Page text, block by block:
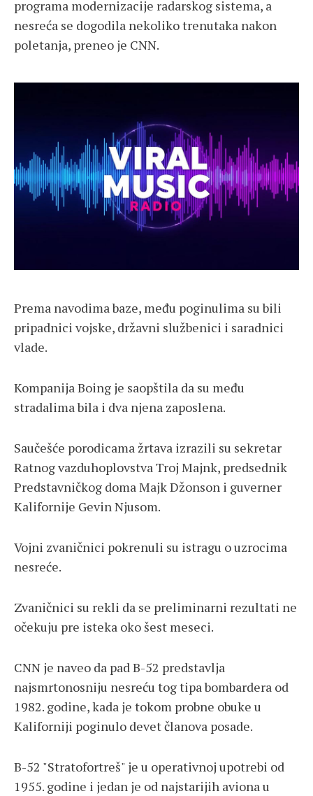
programa modernizacije radarskog sistema, a
nesreća se dogodila nekoliko trenutaka nakon
poletanja, preneo je CNN.
Prema navodima baze, među poginulima su bili
pripadnici vojske, državni službenici i saradnici
vlade.
Kompanija Boing je saopštila da su među
stradalima bila i dva njena zaposlena.
Saučešće porodicama žrtava izrazili su sekretar
Ratnog vazduhoplovstva Troj Majnk, predsednik
Predstavničkog doma Majk Džonson i guverner
Kalifornije Gevin Njusom.
Vojni zvaničnici pokrenuli su istragu o uzrocima
nesreće.
Zvaničnici su rekli da se preliminarni rezultati ne
očekuju pre isteka oko šest meseci.
CNN je naveo da pad B-52 predstavlja
najsmrtonosniju nesreću tog tipa bombardera od
1982. godine, kada je tokom probne obuke u
Kaliforniji poginulo devet članova posade.
B-52 "Stratofortreš" je u operativnoj upotrebi od
1955. godine i jedan je od najstarijih aviona u